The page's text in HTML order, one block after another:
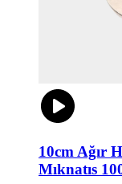
10cm Ağır
Mıknatıs